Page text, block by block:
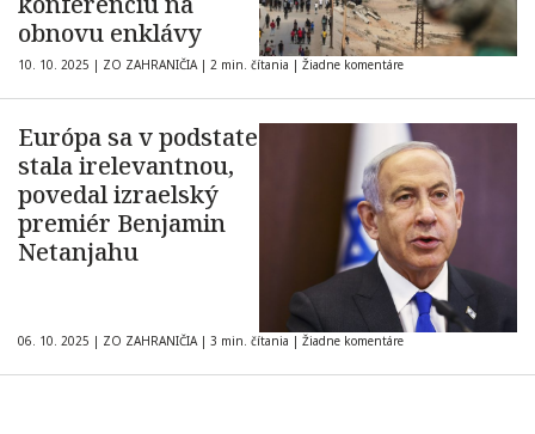
obnovu enklávy
10. 10. 2025 | ZO ZAHRANIČIA | 2 min. čítania | Žiadne komentáre
Európa sa v podstate
stala irelevantnou,
povedal izraelský
premiér Benjamin
Netanjahu
06. 10. 2025 | ZO ZAHRANIČIA | 3 min. čítania | Žiadne komentáre